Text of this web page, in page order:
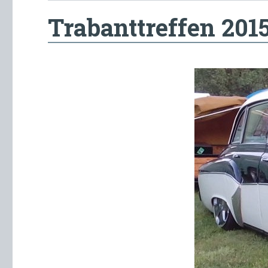
Trabanttreffen